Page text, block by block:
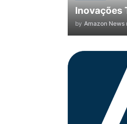
Inovações
by Amazon News